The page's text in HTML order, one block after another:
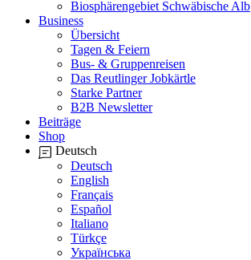
Biosphärengebiet Schwäbische Alb
Business
Übersicht
Tagen & Feiern
Bus- & Gruppenreisen
Das Reutlinger Jobkärtle
Starke Partner
B2B Newsletter
Beiträge
Shop
Deutsch
Deutsch
English
Français
Español
Italiano
Türkçe
Українська